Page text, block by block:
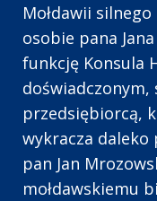
Mołdawii
osobie pana
funkcję Konsula
przedsiębiorcą,
wykracza
pan Jan
mołdawskiemu